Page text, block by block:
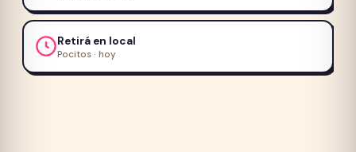
Retirá en local
Pocitos · hoy